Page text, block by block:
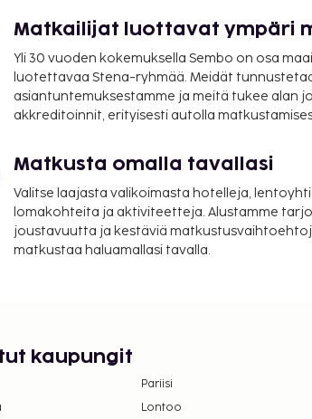
Matkailijat luottavat ympäri
Yli 30 vuoden kokemuksella Sembo on osa
luotettavaa Stena-ryhmää. Meidät
asiantuntemuksestamme ja meitä tukee alan
akkreditoinnit, erityisesti autolla
Matkusta omalla tavallasi
Valitse laajasta valikoimasta hotelleja,
lomakohteita ja aktiviteetteja. Alustamme
joustavuutta ja kestäviä
matkustaa haluamallasi tavalla.
kaupungit
Pariisi
Lontoo